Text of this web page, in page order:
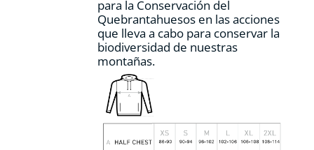
para la Conservación del
Quebrantahuesos en las acciones
que lleva a cabo para conservar la
biodiversidad de nuestras
montañas.